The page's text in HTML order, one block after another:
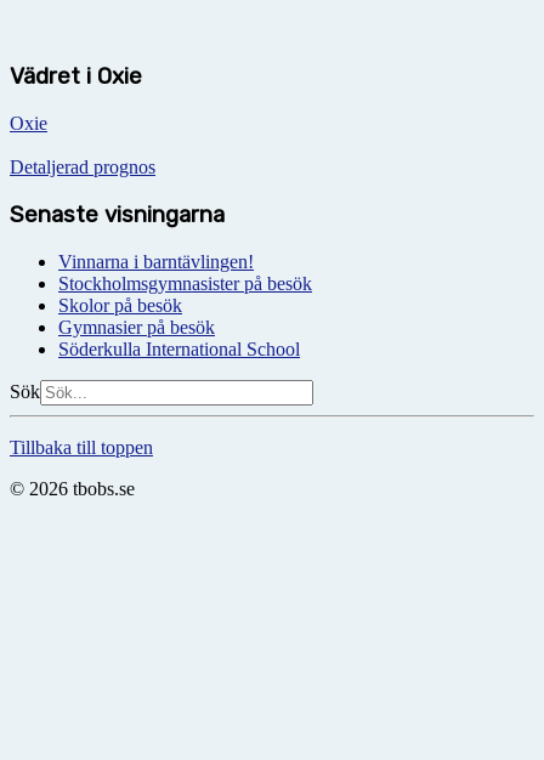
Vädret i Oxie
Oxie
Detaljerad prognos
Senaste visningarna
Vinnarna i barntävlingen!
Stockholmsgymnasister på besök
Skolor på besök
Gymnasier på besök
Söderkulla International School
Sök
Tillbaka till toppen
© 2026 tbobs.se